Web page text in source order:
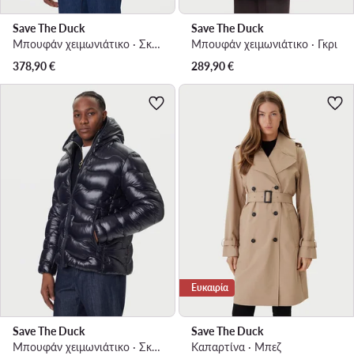
Save The Duck
Μπουφάν χειμωνιάτικο · Σκούρο μπλε
378,90€
Save The Duck
Μπουφάν χειμωνιάτικο · Γκρι
289,90€
Save The Duck
Μπουφάν χειμωνιάτικο · Σκούρο μπλε
Ευκαιρία
Save The Duck
Καπαρτίνα · Μπεζ